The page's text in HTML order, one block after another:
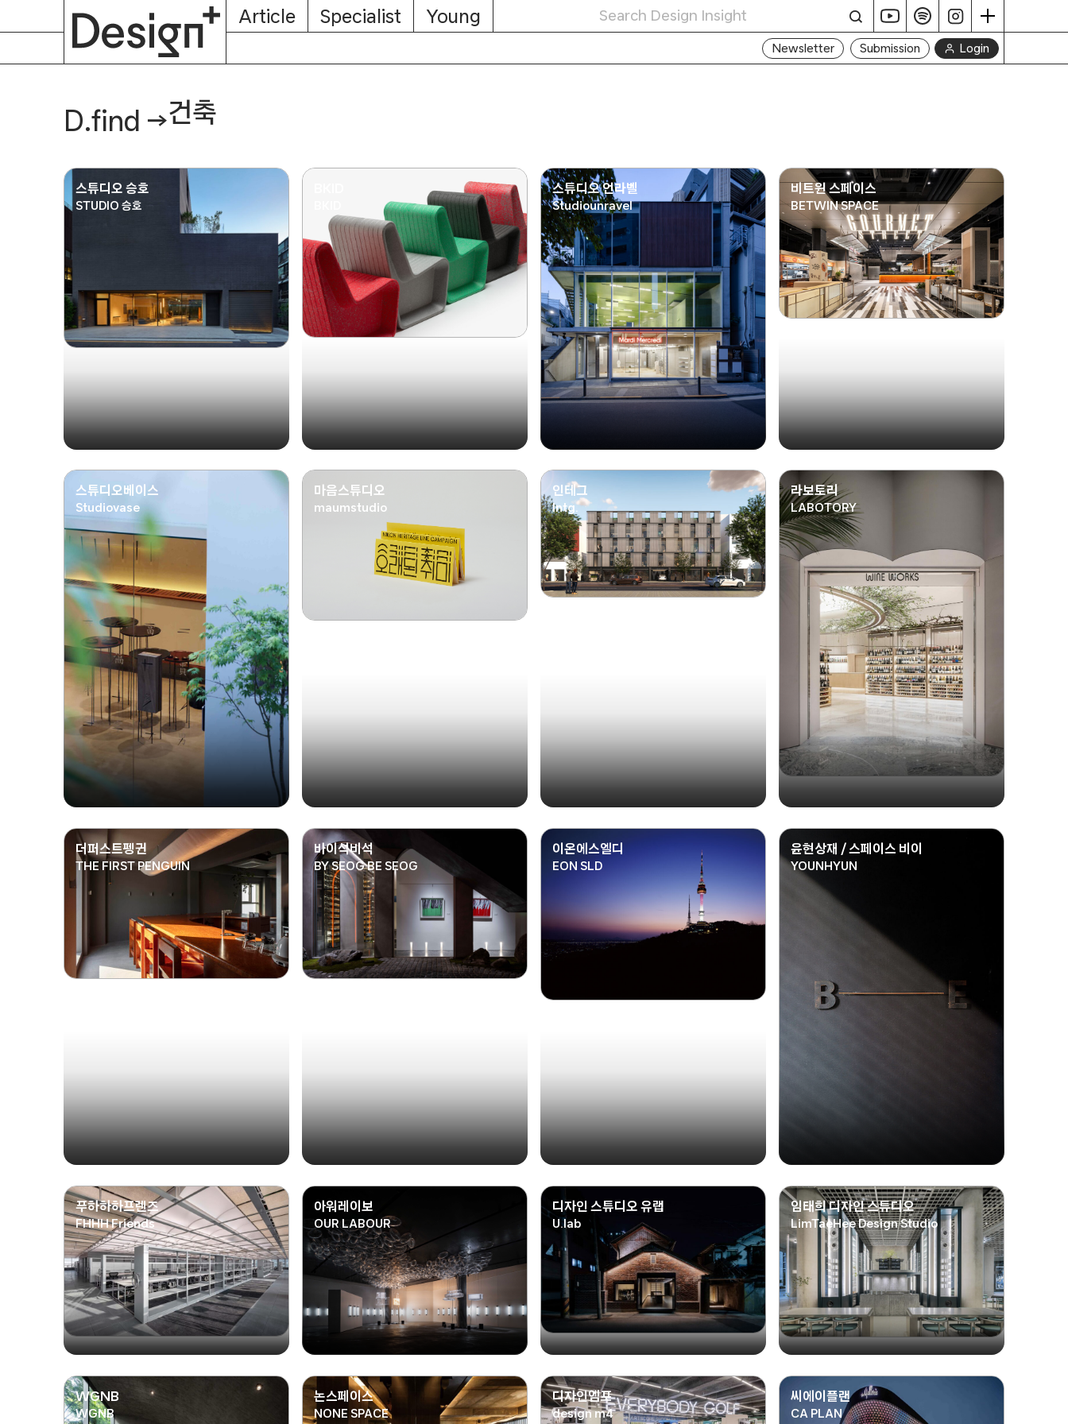
Article Specialist Young
Newsletter Submission Login
D.find →건축
스튜디오 승호
STUDIO 승호
스튜디오 언라벨
Studiounravel
비트윈 스페이스
BETWIN SPACE
스튜디오베이스
Studiovase
마음스튜디오
maumstudio
인테그
Intg.
라보토리
LABOTORY
더퍼스트펭귄
THE FIRST PENGUIN
바이석비석
BY SEOG BE SEOG
이온에스엘디
EON SLD
윤현상재 / 스페이스 비이
YOUNHYUN
푸하하하프렌즈
FHHH Friends
아워레이보
OUR LABOUR
디자인 스튜디오 유랩
U.lab
임태희 디자인 스튜디오
LimTaeHee Design Studio
WGNB
WGNB
논스페이스
NONE SPACE
디자인엠포
design m4
씨에이플랜
CA PLAN
About
Subscription
Magazine